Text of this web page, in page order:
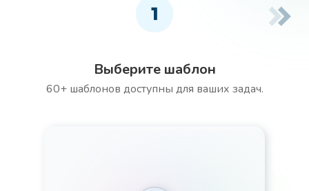
1
Выберите шаблон
60+ шаблонов доступны для ваших задач.